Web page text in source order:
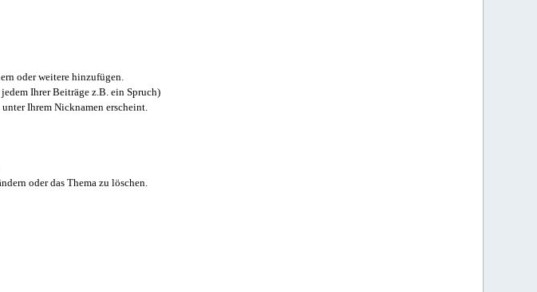
oder weitere hinzufügen.
Ihrer Beiträge z.B. ein Spruch)
Ihrem Nicknamen erscheint.
oder das Thema zu löschen.